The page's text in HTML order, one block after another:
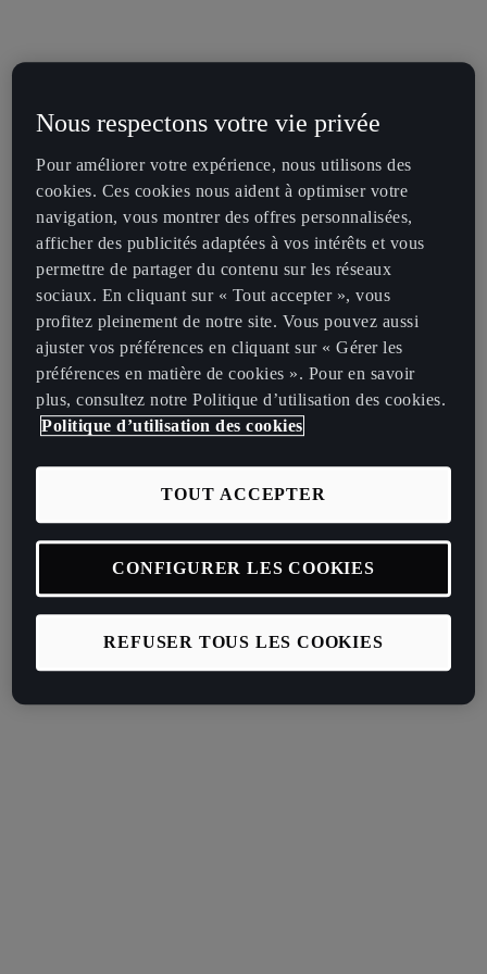
Nous respectons votre vie privée
Pour améliorer votre expérience, nous utilisons des
cookies. Ces cookies nous aident à optimiser votre
navigation, vous montrer des offres personnalisées,
afficher des publicités adaptées à vos intérêts et vous
permettre de partager du contenu sur les réseaux
sociaux. En cliquant sur « Tout accepter », vous
profitez pleinement de notre site. Vous pouvez aussi
ajuster vos préférences en cliquant sur « Gérer les
préférences en matière de cookies ». Pour en savoir
plus, consultez notre Politique d’utilisation des cookies.
Politique d’utilisation des cookies
REFUSER TOUS LES COOKIES
TOUT ACCEPTER
CONFIGURER LES COOKIES